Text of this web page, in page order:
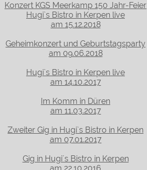
Konzert KGS Meerkamp 150 Jahr-Feier
Hugi`s Bistro in Kerpen live
am 15.12.2018
Geheimkonzert und Geburtstagsparty
am 09.06.2018
Hugi`s Bistro in Kerpen live
am 14.10.2017
Im Komm in Düren
am 11.03.2017
Zweiter Gig in Hugi`s Bistro in Kerpen
am 07.01.2017
Gig in Hugi´s Bistro in Kerpen